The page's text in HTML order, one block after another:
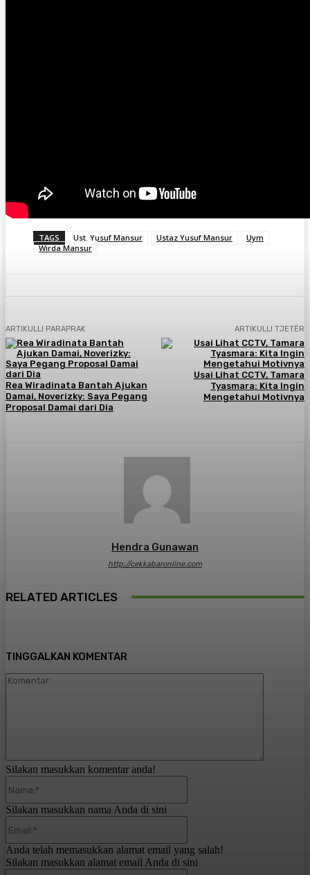
TAGS Ust. Yusuf Mansur Ustaz Yusuf Mansur
Uym
Wirda Mansur
ARTIKULLI PARAPRAK
Rea Wiradinata Bantah Ajukan
Damai, Noverizky: Saya Pegang
Proposal Damai dari Dia
ARTIKULLI TJETËR
Usai Lihat CCTV, Tamara
Tyasmara: Kita Ingin
Mengetahui Motivnya
Hendra Gunawan
http://cekkabaronline.com
RELATED ARTICLES
TINGGALKAN KOMENTAR
Silakan masukkan komentar anda!
Silakan masukkan nama Anda di sini
Anda telah memasukkan alamat email yang salah!
Silakan masukkan alamat email Anda di sini